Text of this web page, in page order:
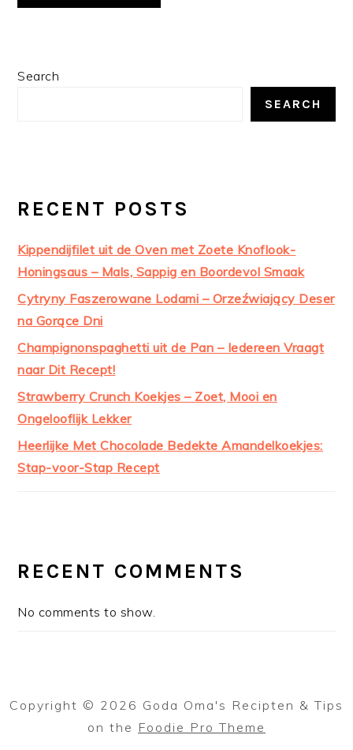
PRIMARY
Search
SEARCH
RECENT POSTS
Kippendijfilet uit de Oven met Zoete Knoflook-
Honingsaus – Mals, Sappig en Boordevol Smaak
Cytryny Faszerowane Lodami – Orzeźwiający Deser
na Gorące Dni
Champignonspaghetti uit de Pan – Iedereen Vraagt
naar Dit Recept!
Strawberry Crunch Koekjes – Zoet, Mooi en
Ongelooflijk Lekker
Heerlijke Met Chocolade Bedekte Amandelkoekjes:
Stap-voor-Stap Recept
RECENT COMMENTS
No comments to show.
Copyright © 2026 Goda Oma's Recipten & Tips
on the Foodie Pro Theme